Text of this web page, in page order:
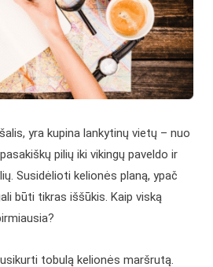
yra kupina lankytinų vietų – nuo
pilių iki vikingų paveldo ir
Susidėlioti kelionės planą, ypač
būti tikras iššūkis. Kaip viską
tobulą kelionės maršrutą.